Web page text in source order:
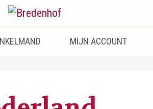
MIJN ACCOUNT